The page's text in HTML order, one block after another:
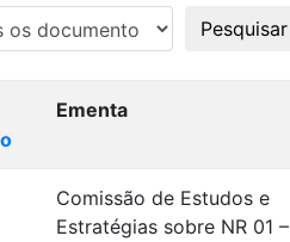
Pesquisar
Ementa
Comissão de Estudos e
Estratégias sobre NR 01 –